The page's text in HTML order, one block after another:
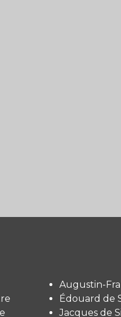
Augustin-
Édouard de
Jacques de